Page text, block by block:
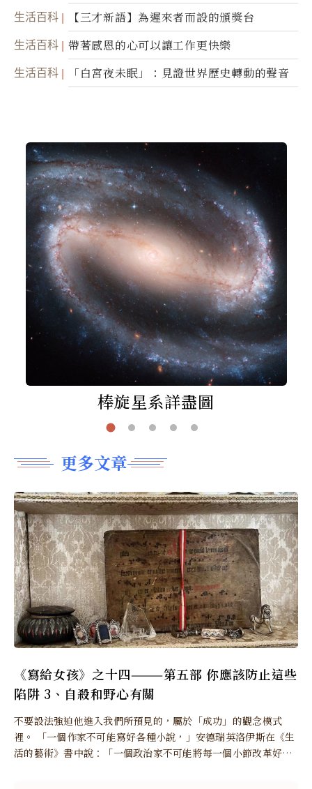
光，帶你滑向自己
生活百科 【三才新語】為遲來者而設的頒獎台
生活百科 帶著感恩的心可以讓工作更快樂
生活百科 「白宮夜未眠」：見證世界歷史轉動的聲音
棒旋星系詳盡圖
更多文章
《寫給女孩》之十四———第五部 你應該防止這些
陷阱 3、自殺和野心有關
不要設法強迫他進入我們所預見的，屬於「成功」的觀念模式
裡。 「一個作家不可能寫好各種小說，」安德瑞英洛伊斯在《生
活的藝術》書中說：「一個政治家不可能將每一個小節改革好；